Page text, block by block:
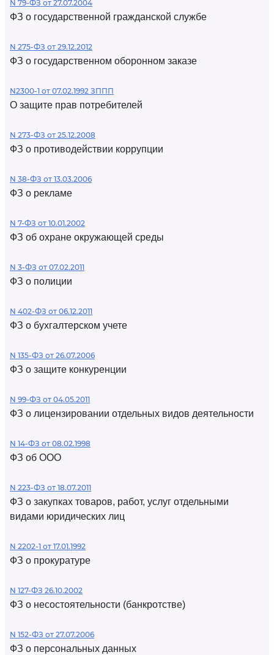
N 79-ФЗ от 27.07.2004
ФЗ о государственной гражданской службе
N 275-ФЗ от 29.12.2012
ФЗ о государственном оборонном заказе
N2300-1 от 07.02.1992 ЗППП
О защите прав потребителей
N 273-ФЗ от 25.12.2008
ФЗ о противодействии коррупции
N 38-ФЗ от 13.03.2006
ФЗ о рекламе
N 7-ФЗ от 10.01.2002
ФЗ об охране окружающей среды
N 3-ФЗ от 07.02.2011
ФЗ о полиции
N 402-ФЗ от 06.12.2011
ФЗ о бухгалтерском учете
N 135-ФЗ от 26.07.2006
ФЗ о защите конкуренции
N 99-ФЗ от 04.05.2011
ФЗ о лицензировании отдельных видов деятельности
N 14-ФЗ от 08.02.1998
ФЗ об ООО
N 223-ФЗ от 18.07.2011
ФЗ о закупках товаров, работ, услуг отдельными
видами юридических лиц
N 2202-1 от 17.01.1992
ФЗ о прокуратуре
N 127-ФЗ 26.10.2002
ФЗ о несостоятельности (банкротстве)
N 152-ФЗ от 27.07.2006
ФЗ о персональных данных